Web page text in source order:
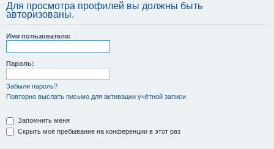
Для просмотра профилей вы должны быть
авторизованы.
Имя пользователя:
Пароль:
Забыли пароль?
Повторно выслать письмо для активации учётной записи
Запомнить меня
Скрыть моё пребывание на конференции в этот раз